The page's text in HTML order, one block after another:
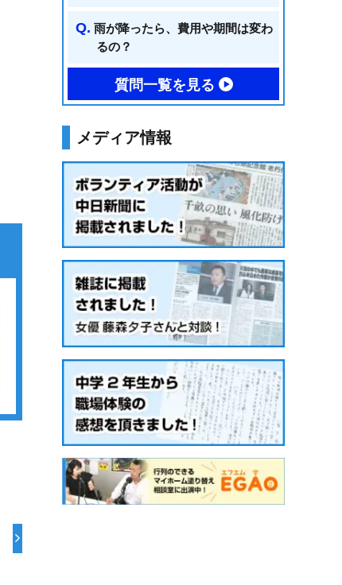
雨が降ったら、費用や期間は変わ
るの？
質問一覧を見る
メディア情報